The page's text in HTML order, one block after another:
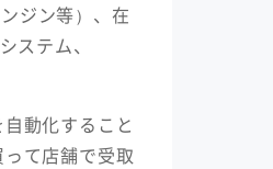
ジン等）、在
テム、
動化すること
て店舗で受取